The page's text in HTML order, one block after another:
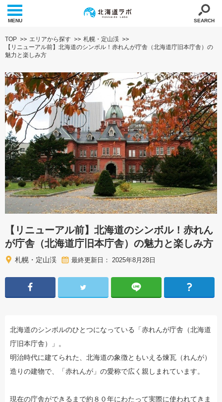
MENU SEARCH
TOP エリアから探す
札幌・定山渓
【リニューアル前】北海道のシンボル！赤れんが庁舎（北海道庁旧本庁舎）の
魅力と楽しみ方
【リニューアル前】北海道のシンボル！赤れん
が庁舎（北海道庁旧本庁舎）の魅力と楽しみ方
札幌・定山渓 最終更新日： 2025年8月28日
北海道のシンボルのひとつになっている「赤れんが庁舎（北海道
庁旧本庁舎）」。
明治時代に建てられた、北海道の象徴ともいえる煉瓦（れんが）
造りの建物で、「赤れんが」の愛称で広く親しまれています。
現在の庁舎ができるまで約８０年にわたって実際に使われてきま